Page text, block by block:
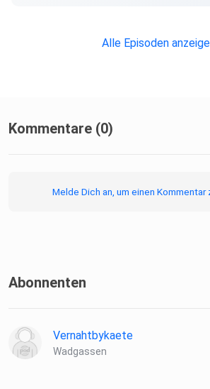
Alle Episoden
Kommentare (0)
Melde Dich an, um einen Kommentar
Abonnenten
Vernahtbykaete
Wadgassen